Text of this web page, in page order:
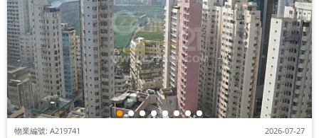
物業編號: A219741 2026-07-27